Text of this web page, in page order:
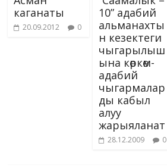
каганаты
20.09.2012 0
10” адабий
альманахты
н кезектеги
чыгарылыш
ына көркөм-
адабий
чыгармалар
ды кабыл
алуу
жарыяланат
28.12.2009 0